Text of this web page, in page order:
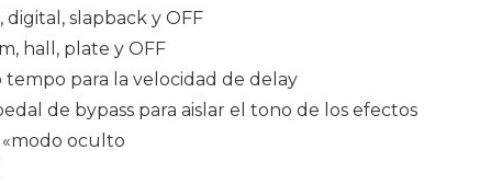
slapback y OFF
hall, plate y OFF
para la velocidad de delay
de bypass para aislar el tono de los efectos
oculto